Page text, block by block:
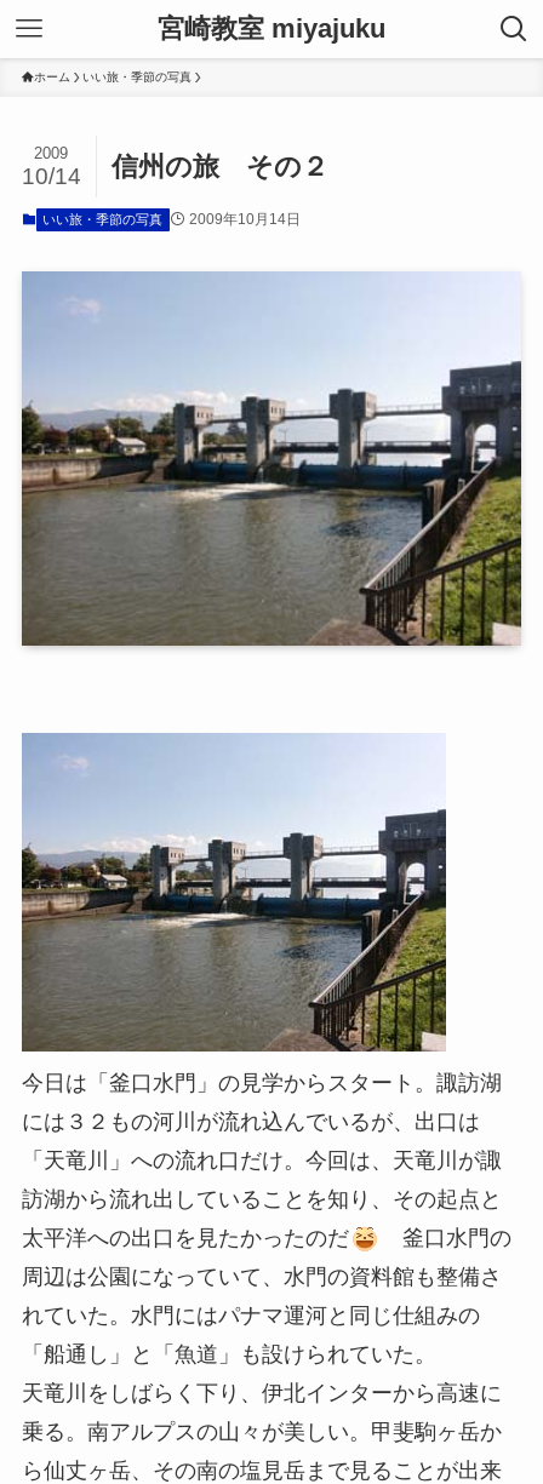
宮崎教室 miyajuku
ホーム いい旅・季節の写真
信州の旅 その２
2009
10/14
いい旅・季節の写真 2009年10月14日
今日は「釜口水門」の見学からスタート。諏訪湖
には３２もの河川が流れ込んでいるが、出口は
「天竜川」への流れ口だけ。今回は、天竜川が諏
訪湖から流れ出していることを知り、その起点と
太平洋への出口を見たかったのだ
釜口水門の
周辺は公園になっていて、水門の資料館も整備さ
れていた。水門にはパナマ運河と同じ仕組みの
「船通し」と「魚道」も設けられていた。
天竜川をしばらく下り、伊北インターから高速に
乗る。南アルプスの山々が美しい。甲斐駒ヶ岳か
ら仙丈ヶ岳、その南の塩見岳まで見ることが出来